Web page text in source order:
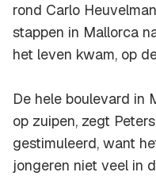
rond Carlo
stappen in Mallorca
het leven kwam, op
De hele boulevard in
op zuipen, zegt
gestimuleerd, want
jongeren niet veel in